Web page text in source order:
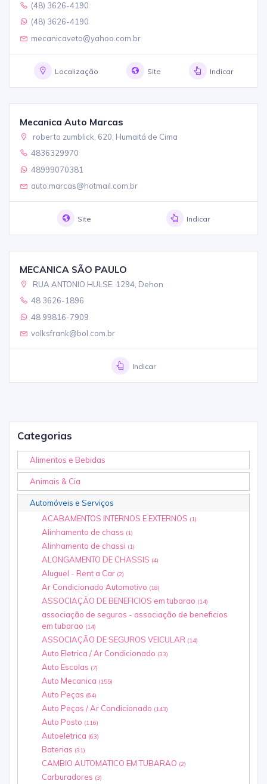
Categorias
Alimentos e Bebidas
Animais & Cia
Automóveis e Serviços
ACABAMENTOS INTERNOS E EXTERNOS (1)
Alinhamento de chass (1)
Alinhamento de chassi (1)
ALONGAMENTO DE CHASSIS (4)
Aluguel - Rent a Car (2)
Ar Condicionado Automotivo (18)
ASSOCIAÇÃO DE BENEFICIOS em tubarao (14)
associação de seguros - associação de beneficios
em tubarao (14)
ASSOCIAÇÃO DE SEGUROS VEICULAR (14)
Auto Eletrica / Ar Condicionado (33)
Auto Escolas (7)
Auto Mecanica (155)
Auto Peças (64)
Auto Peças / Ar Condicionado (143)
Auto Posto (116)
Autoeletrica (63)
Baterias (31)
CAMBIO AUTOMATICO EM TUBARAO (2)
Carburadores (3)
(48) 3626-4190
(48) 3626-4190
mecanicaveto@yahoo.com.br
Localização Site Indicar
Mecanica Auto Marcas
roberto zumblick, 620, Humaitá de Cima
4836329970
48999070381
auto.marcas@hotmail.com.br
Site Indicar
MECANICA SÃO PAULO
RUA ANTONIO HULSE. 1294, Dehon
48 3626-1896
48 99816-7909
volksfrank@bol.com.br
Indicar